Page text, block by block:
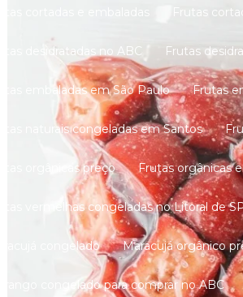
Frutas cortadas e embaladas Frutas
Frutas desidratadas no ABC Frutas
Frutas embaladas em São Paulo Frutas
Frutas naturais congeladas em Santos
Frutas orgânicas preço Frutas orgânicas
Frutas vermelhas congeladas no Litoral de
Maracujá congelado Maracujá orgânico
Morango congelado para comprar no ABC